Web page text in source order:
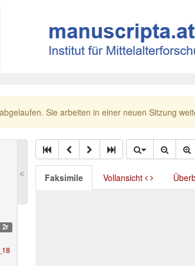
Sie arbeiten in einer neuen Sitzung
2r
Faksimile Vollansicht